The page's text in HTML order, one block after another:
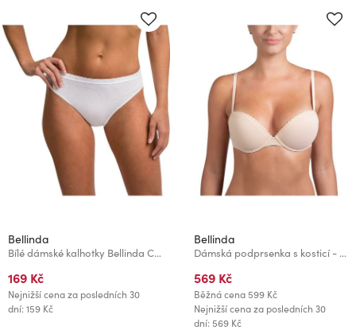
Bellinda
Bílé dámské kalhotky Bellinda Cotton Minislip
169 Kč
Nejnižší cena za posledních 30
dní: 159 Kč
Bellinda
Dámská podprsenka s kosticí - tělová
569 Kč
Běžná cena599 Kč
Nejnižší cena za posledních 30
dní: 569 Kč